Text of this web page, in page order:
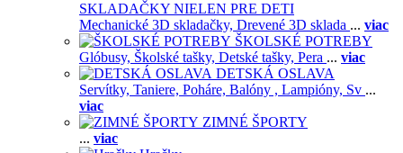
SKLADAČKY NIELEN PRE DETI
Mechanické 3D skladačky, Drevené 3D sklada ... viac
ŠKOLSKÉ POTREBY
Glóbusy, Školské tašky, Detské tašky, Pera ... viac
DETSKÁ OSLAVA
Servítky, Taniere, Poháre, Balóny , Lampióny, Sv ...
viac
ZIMNÉ ŠPORTY
... viac